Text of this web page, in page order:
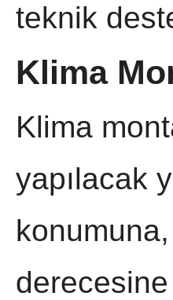
teknik
Klima
Klima
yapılacak